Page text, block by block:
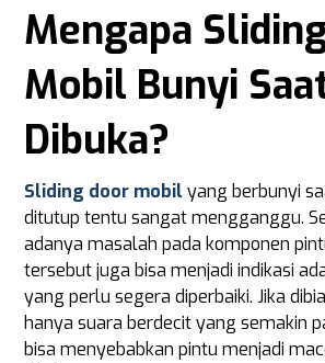
Mengapa
Mobil Bunyi
Dibuka?
Sliding door mobil yang berbunyi
ditutup tentu sangat mengganggu.
adanya masalah pada komponen
tersebut juga bisa menjadi indikasi
yang perlu segera diperbaiki. Jika
hanya suara berdecit yang semakin
bisa menyebabkan pintu menjadi